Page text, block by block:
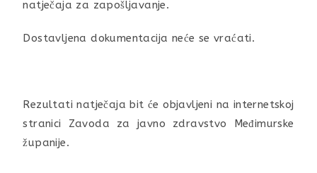
natječaja za zapošljavanje.
Dostavljena dokumentacija neće se vraćati.
Rezultati natječaja bit će objavljeni na internetskoj
stranici Zavoda za javno zdravstvo Međimurske
županije.